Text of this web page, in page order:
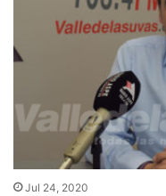
Jul 24, 2020